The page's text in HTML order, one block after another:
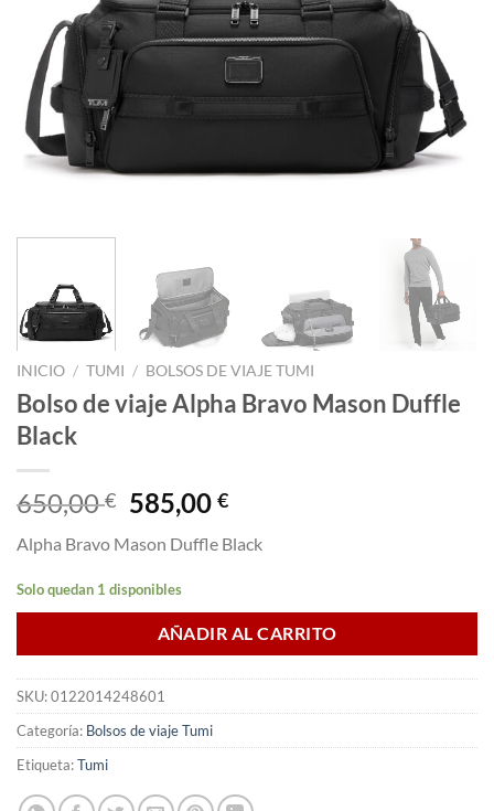
INICIO / TUMI / BOLSOS DE VIAJE TUMI
Bolso de viaje Alpha Bravo Mason Duffle
Black
650,00€ El
precio
original
era:
650,00 €.
585,00€El
actual
585,00 €.
Alpha Bravo Mason Duffle Black
Solo quedan 1 disponibles
AÑADIR AL CARRITO
SKU:0122014248601
Categoría: Bolsos de viaje Tumi
Etiqueta:Tumi